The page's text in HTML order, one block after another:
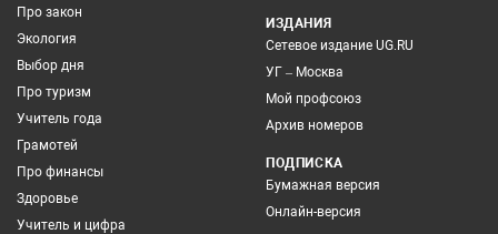
Про закон
Экология
Выбор дня
Про туризм
Учитель года
Грамотей
Про финансы
Здоровье
Учитель и цифра
ИЗДАНИЯ
Сетевое издание UG.RU
УГ – Москва
Мой профсоюз
Архив номеров
ПОДПИСКА
Бумажная версия
Онлайн-версия